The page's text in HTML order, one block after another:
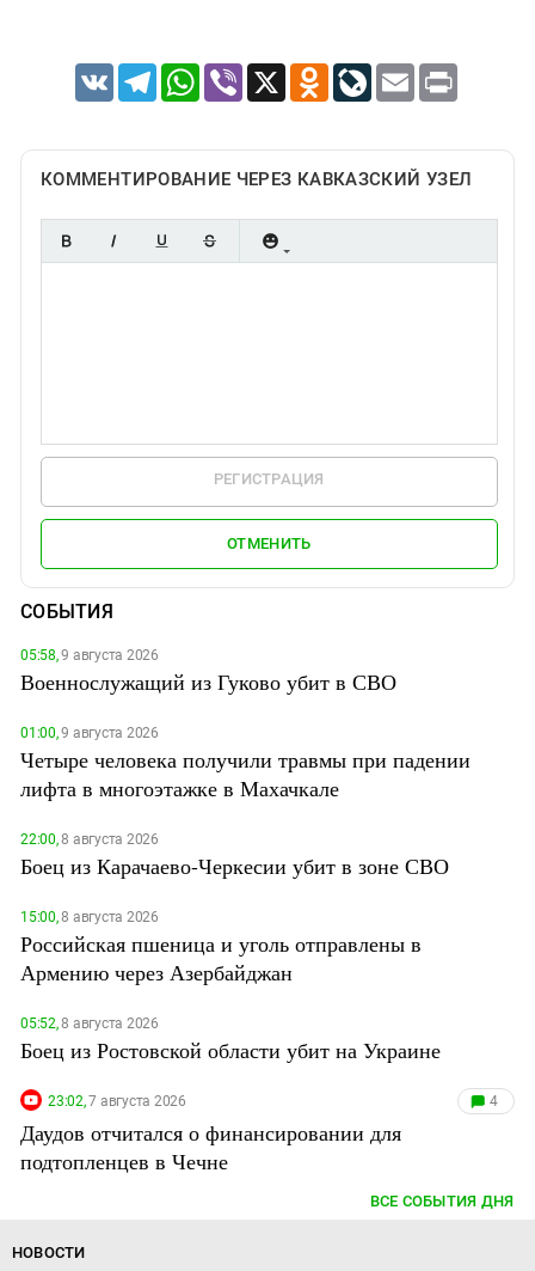
VK TelegramWhatsApp
Viber X Odnoklassniki
LiveJournal
Email Print
КОММЕНТИРОВАНИЕ ЧЕРЕЗ КАВКАЗСКИЙ УЗЕЛ
РЕГИСТРАЦИЯ
ОТМЕНИТЬ
СОБЫТИЯ
05:58,9 августа 2026
Военнослужащий из Гуково убит в СВО
01:00,9 августа 2026
Четыре человека получили травмы при падении
лифта в многоэтажке в Махачкале
22:00,8 августа 2026
Боец из Карачаево-Черкесии убит в зоне СВО
15:00,8 августа 2026
Российская пшеница и уголь отправлены в
Армению через Азербайджан
05:52,8 августа 2026
Боец из Ростовской области убит на Украине
23:02,7 августа 2026 4
Даудов отчитался о финансировании для
подтопленцев в Чечне
ВСЕ СОБЫТИЯ ДНЯ
НОВОСТИ